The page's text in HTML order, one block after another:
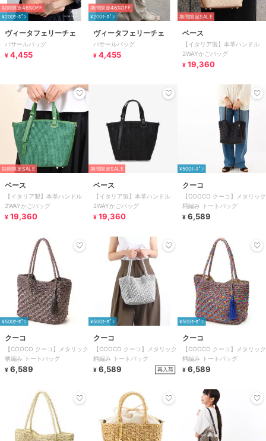
期間限定46%OFF
¥200ｸｰﾎﾟﾝ
ヴィータフェリーチェ
パサールバッグ
¥ 4,455
期間限定46%OFF
¥200ｸｰﾎﾟﾝ
ヴィータフェリーチェ
パサールバッグ
¥ 4,455
期間限定SALE
ベース
【イタリア製】本革ハンドル
2WAYかごバッグ
¥ 19,360
期間限定SALE
ベース
【イタリア製】本革ハンドル
2WAYかごバッグ
¥ 19,360
期間限定SALE
ベース
【イタリア製】本革ハンドル
2WAYかごバッグ
¥ 19,360
¥500ｸｰﾎﾟﾝ
クーコ
【COOCO クーコ】メタリック
柄編み トートバッグ
¥ 6,589
¥500ｸｰﾎﾟﾝ
クーコ
【COOCO クーコ】メタリック
柄編み トートバッグ
¥ 6,589
¥500ｸｰﾎﾟﾝ
クーコ
【COOCO クーコ】メタリック
柄編み トートバッグ
¥ 6,589 再入荷
¥500ｸｰﾎﾟﾝ
クーコ
【COOCO クーコ】メタリック
柄編み トートバッグ
¥ 6,589